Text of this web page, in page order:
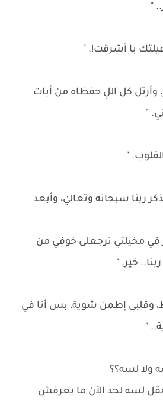
"
يا أشرقت!. "
وأرتل كل اللِ حفظاه من أيات
"
"
ربنا سبحانه وتعاليٰ، وأبعد
مخيلتي ترجعلى خوفي من
خير. "
وقلبي إطمن شوية، بس أنا في
"
ولا لسه؟؟
لسه لحد الآن ما يعرفش